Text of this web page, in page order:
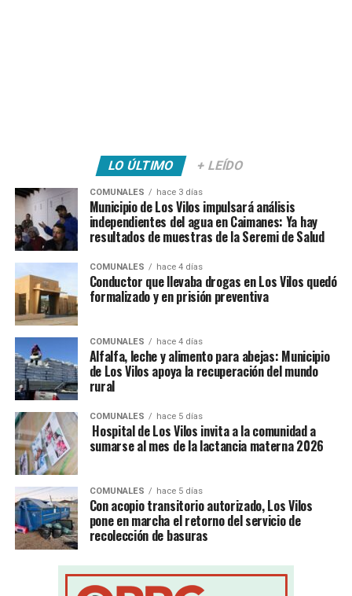
LO ÚLTIMO + LEÍDO
COMUNALES hace 3 días
Municipio de Los Vilos impulsará análisis
independientes del agua en Caimanes: Ya hay
resultados de muestras de la Seremi de Salud
COMUNALES hace 4 días
Conductor que llevaba drogas en Los Vilos quedó
formalizado y en prisión preventiva
COMUNALES hace 4 días
Alfalfa, leche y alimento para abejas: Municipio
de Los Vilos apoya la recuperación del mundo
rural
COMUNALES hace 5 días
Hospital de Los Vilos invita a la comunidad a
sumarse al mes de la lactancia materna 2026
COMUNALES hace 5 días
Con acopio transitorio autorizado, Los Vilos
pone en marcha el retorno del servicio de
recolección de basuras